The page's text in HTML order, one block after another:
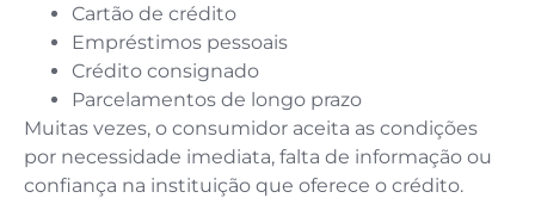
Cartão de crédito
Empréstimos pessoais
Crédito consignado
Parcelamentos de longo prazo
Muitas vezes, o consumidor aceita as condições
por necessidade imediata, falta de informação ou
confiança na instituição que oferece o crédito.